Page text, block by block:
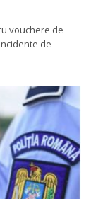
vouchere de
de